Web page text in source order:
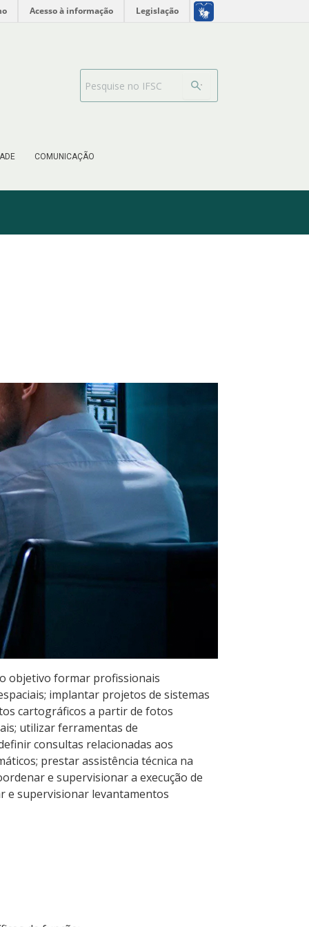
Acesso à informação Legislação
COMUNICAÇÃO
Barra de busca
objetivo formar profissionais
implantar projetos de sistemas
cartográficos a partir de fotos
utilizar ferramentas de
consultas relacionadas aos
prestar assistência técnica na
e supervisionar a execução de
e supervisionar levantamentos